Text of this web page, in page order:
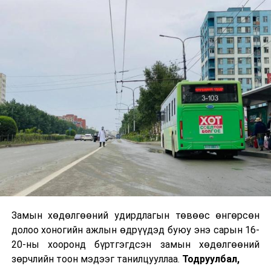
Замын хөдөлгөөний удирдлагын төвөөс өнгөрсөн
долоо хоногийн ажлын өдрүүдэд буюу энэ сарын 16-
20-ны хооронд бүртгэгдсэн замын хөдөлгөөний
зөрчлийн тоон мэдээг танилцууллаа. Тодруулбал,